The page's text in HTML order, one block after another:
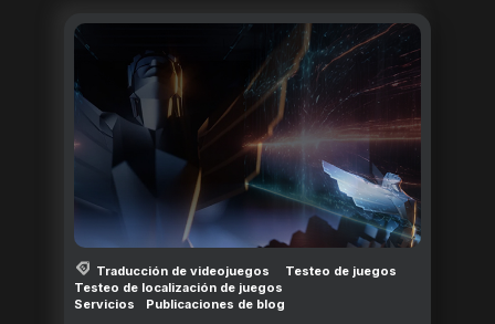
Traducción de videojuegos
Testeo de juegos
Testeo de localización de juegos
Servicios
Publicaciones de blog